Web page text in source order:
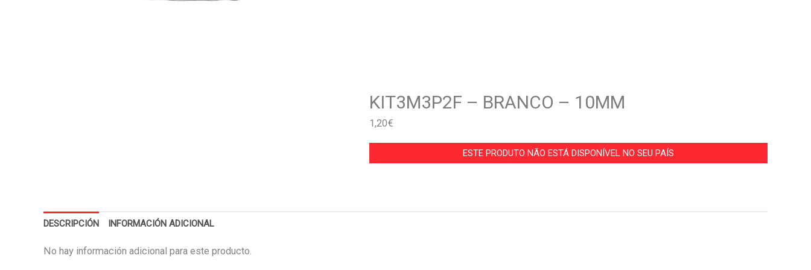
KIT3M3P2F – BRANCO – 10MM
1,20€
ESTE PRODUTO NÃO ESTÁ DISPONÍVEL NO SEU PAÍS
DESCRIPCIÓN INFORMACIÓN ADICIONAL
No hay información adicional para este producto.